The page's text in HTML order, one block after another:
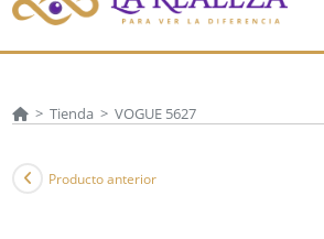
> Tienda > VOGUE 5627
Producto anterior